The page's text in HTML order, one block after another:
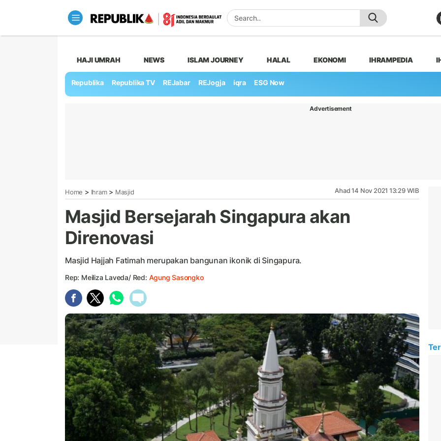
HAJI UMRAH NEWS ISLAM JOURNEY HALAL EKONOMI IHRAMPEDIA
Republika Republika TV REJabar REJogja iqra ESG Now
Advertisement
Home > Ihram> Masjid Ahad 14 Nov 2021 13:29 WIB
Masjid Bersejarah Singapura akan
Direnovasi
Masjid Hajjah Fatimah merupakan bangunan ikonik di Singapura.
Rep: Meiliza Laveda/ Red: Agung Sasongko